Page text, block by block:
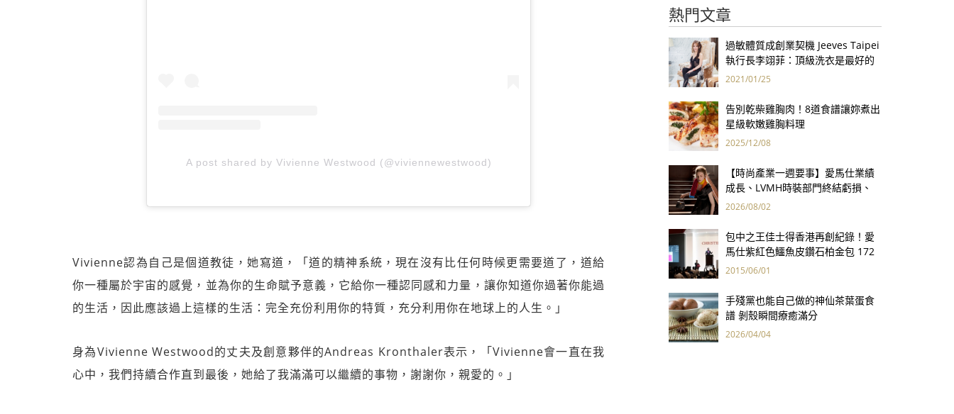
A post shared by Vivienne Westwood (@viviennewestwood)
Vivienne認為自己是個道教徒，她寫道，「道的精神系統，現在沒有比任何時候更需要道了，道給
你一種屬於宇宙的感覺，並為你的生命賦予意義，它給你一種認同感和力量，讓你知道你過著你能過
的生活，因此應該過上這樣的生活：完全充份利用你的特質，充分利用你在地球上的人生。」
身為Vivienne Westwood的丈夫及創意夥伴的Andreas Kronthaler表示，「Vivienne會一直在我
心中，我們持續合作直到最後，她給了我滿滿可以繼續的事物，謝謝你，親愛的。」
熱門文章
過敏體質成創業契機 Jeeves Taipei
執行長李翊菲：頂級洗衣是最好的
健康保險！
2021/01/25
告別乾柴雞胸肉！8道食譜讓妳煮出
星級軟嫩雞胸料理
2025/12/08
【時尚產業一週要事】愛馬仕業績
成長、LVMH時裝部門終結虧損、
Kering轉型策略初現成效、Prada
2026/08/02
包中之王佳士得香港再創紀錄！愛
馬仕紫紅色鱷魚皮鑽石柏金包 172
萬港幣創全球手袋拍賣最高價
2015/06/01
手殘黨也能自己做的神仙茶葉蛋食
譜 剝殼瞬間療癒滿分
2026/04/04